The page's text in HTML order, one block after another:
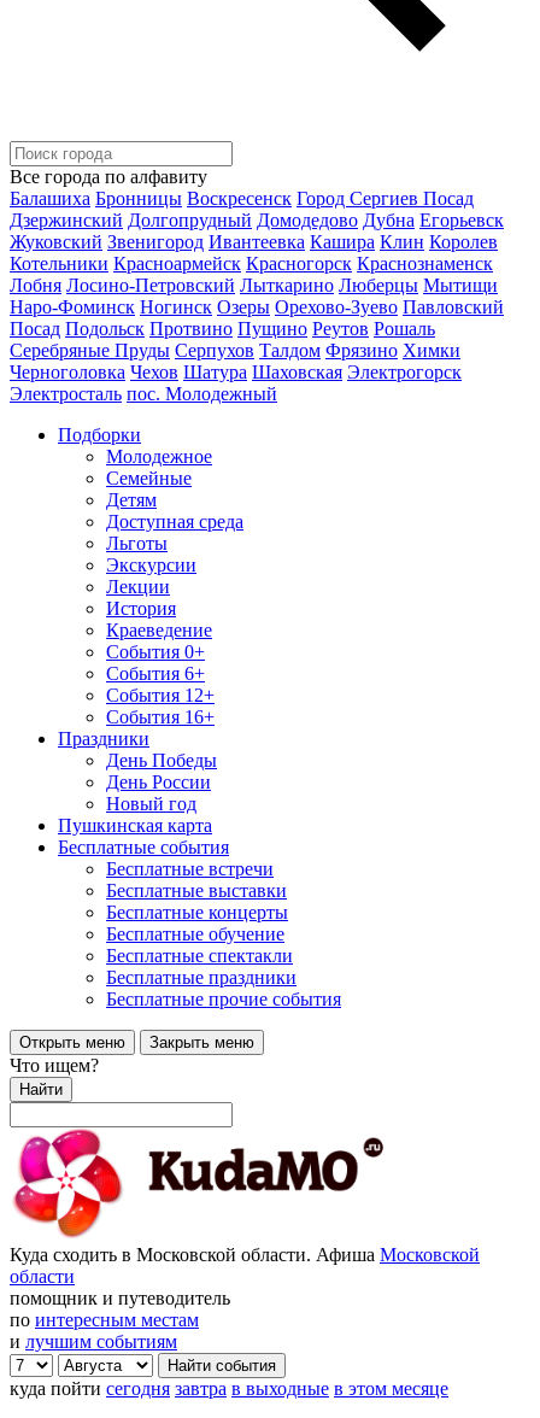
Все города по алфавиту
Балашиха Бронницы Воскресенск Город Сергиев Посад
Дзержинский Долгопрудный Домодедово Дубна Егорьевск
Жуковский Звенигород Ивантеевка Кашира Клин Королев
Котельники Красноармейск Красногорск Краснознаменск
Лобня Лосино-Петровский Лыткарино Люберцы Мытищи
Наро-Фоминск Ногинск Озеры Орехово-Зуево Павловский
Посад Подольск Протвино Пущино Реутов Рошаль
Серебряные Пруды Серпухов Талдом Фрязино Химки
Черноголовка Чехов Шатура Шаховская Электрогорск
Электросталь пос. Молодежный
Подборки
Молодежное
Семейные
Детям
Доступная среда
Льготы
Экскурсии
Лекции
История
Краеведение
События 0+
События 6+
События 12+
События 16+
Праздники
День Победы
День России
Новый год
Пушкинская карта
Бесплатные события
Бесплатные встречи
Бесплатные выставки
Бесплатные концерты
Бесплатные обучение
Бесплатные спектакли
Бесплатные праздники
Бесплатные прочие события
Открыть меню Закрыть меню
Что ищем?
Найти
Куда сходить в Московской области. Афиша Московской
области
помощник и путеводитель
по интересным местам
и лучшим событиям
куда пойти сегодня завтра в выходные в этом месяце